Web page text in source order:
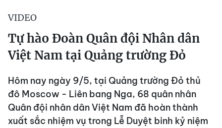
VIDEO
Tự hào Đoàn Quân đội Nhân dân
Việt Nam tại Quảng trường Đỏ
Hôm nay ngày 9/5, tại Quảng trường Đỏ thủ
đô Moscow - Liên bang Nga, 68 quân nhân
Quân đội nhân dân Việt Nam đã hoàn thành
xuất sắc nhiệm vụ trong Lễ Duyệt binh kỷ niệm